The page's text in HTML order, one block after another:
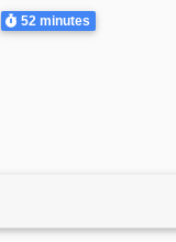
Durée
52 minutes